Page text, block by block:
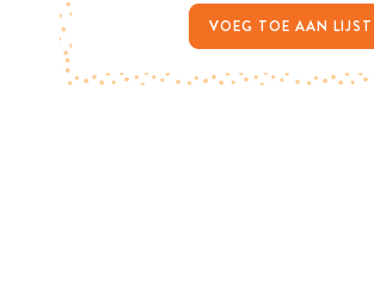
VOEG TOE AAN LIJST